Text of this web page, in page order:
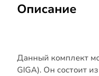
Описание
Данный комплект
GIGA). Он состоит